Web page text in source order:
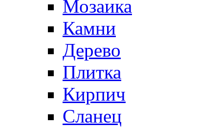
Мозаика
Камни
Дерево
Плитка
Кирпич
Сланец